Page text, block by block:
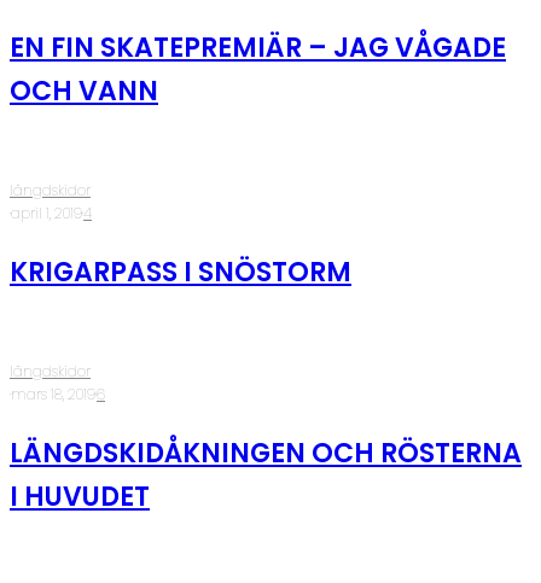
EN FIN SKATEPREMIÄR – JAG VÅGADE
OCH VANN
längdskidor
·april 1, 2019·4
KRIGARPASS I SNÖSTORM
längdskidor
·mars 18, 2019·6
LÄNGDSKIDÅKNINGEN OCH RÖSTERNA
I HUVUDET